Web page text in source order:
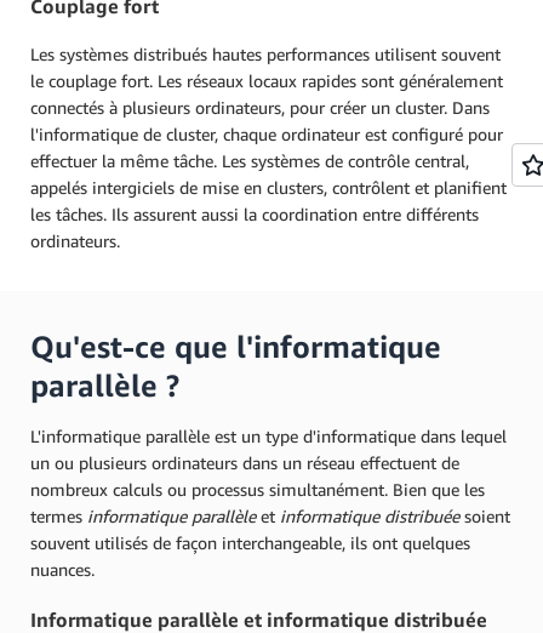
Couplage fort
Les systèmes distribués hautes performances utilisent souvent
le couplage fort. Les réseaux locaux rapides sont généralement
connectés à plusieurs ordinateurs, pour créer un cluster. Dans
l'informatique de cluster, chaque ordinateur est configuré pour
effectuer la même tâche. Les systèmes de contrôle central,
appelés intergiciels de mise en clusters, contrôlent et planifient
les tâches. Ils assurent aussi la coordination entre différents
ordinateurs.
Qu'est-ce que l'informatique
parallèle ?
L'informatique parallèle est un type d'informatique dans lequel
un ou plusieurs ordinateurs dans un réseau effectuent de
nombreux calculs ou processus simultanément. Bien que les
termes informatique parallèleet informatique distribuéesoient
souvent utilisés de façon interchangeable, ils ont quelques
nuances.
Informatique parallèle et informatique distribuée